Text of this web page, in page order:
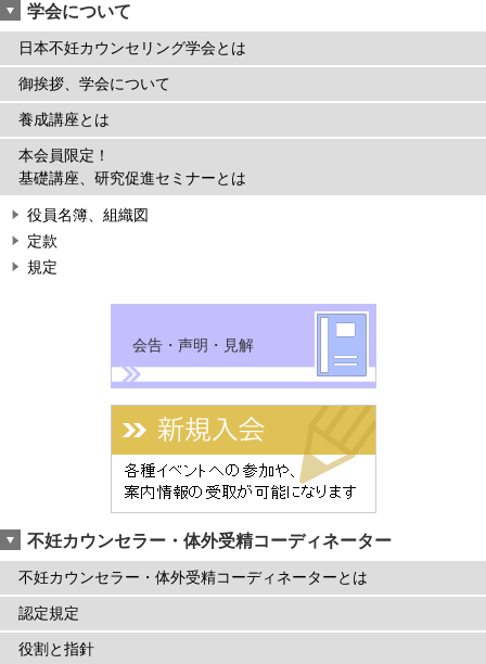
学会について
日本不妊カウンセリング学会とは
御挨拶、学会について
養成講座とは
本会員限定！
基礎講座、研究促進セミナーとは
役員名簿、組織図
定款
規定
会告・声明・見解
不妊カウンセラー・体外受精コーディネーター
不妊カウンセラー・体外受精コーディネーターとは
認定規定
役割と指針